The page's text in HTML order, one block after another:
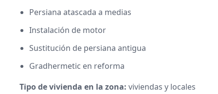
Persiana atascada a medias
Instalación de motor
Sustitución de persiana antigua
Gradhermetic en reforma
Tipo de vivienda en la zona: viviendas y locales